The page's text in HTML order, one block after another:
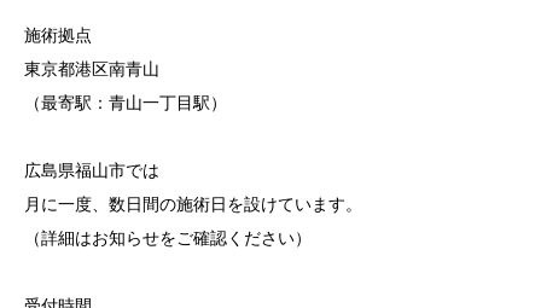
施術拠点
東京都港区南青山
（最寄駅：青山一丁目駅）
広島県福山市では
月に一度、数日間の施術日を設けています。
（詳細はお知らせをご確認ください）